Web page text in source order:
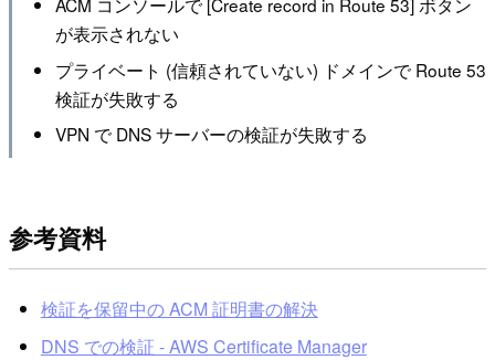
が表示されない
プライベート (信頼されていない) ドメインで Route 53
検証が失敗する
VPN で DNS サーバーの検証が失敗する
参考資料
検証を保留中の ACM 証明書の解決
DNS での検証 - AWS Certificate Manager